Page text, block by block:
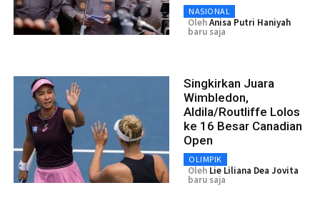
NASIONAL
OlehAnisa Putri Haniyah
baru saja
Singkirkan Juara
Wimbledon,
Aldila/Routliffe Lolos
ke 16 Besar Canadian
Open
OLIMPIK
Oleh Lie Liliana Dea Jovita
baru saja